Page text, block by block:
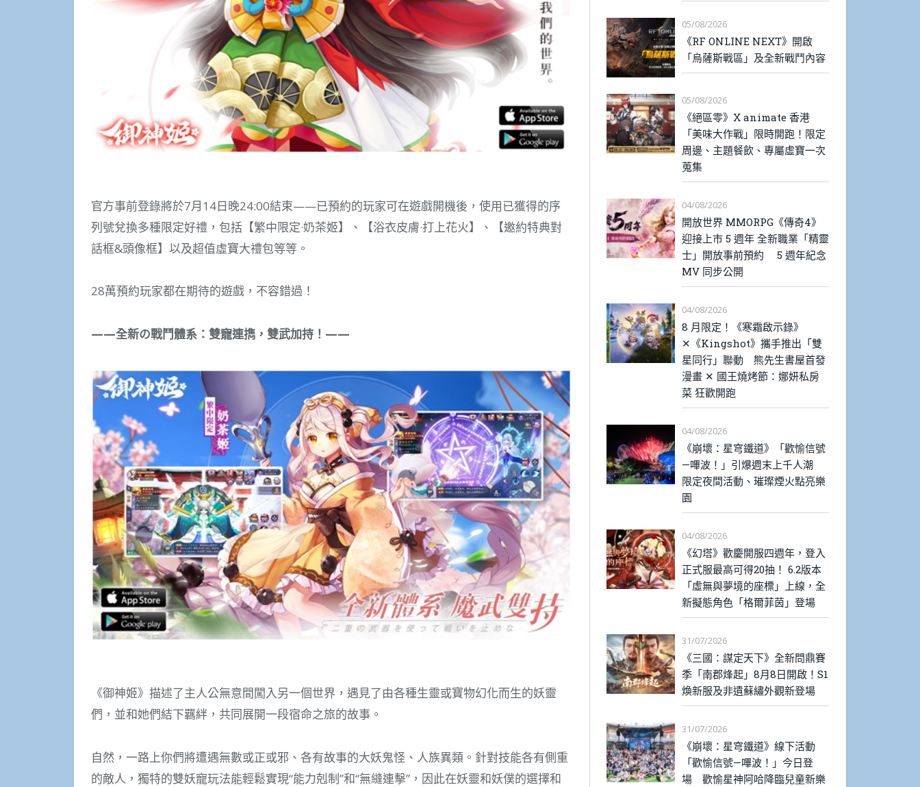
官方事前登錄將於7月14日晚24:00結束——已預約的玩家可在遊戲開機後，使用已獲得的序
列號兌換多種限定好禮，包括【繁中限定·奶茶姬】、【浴衣皮膚·打上花火】、【邀約特典對
話框&頭像框】以及超值虛寶大禮包等等。
28萬預約玩家都在期待的遊戲，不容錯過！
——全新の戰鬥體系：雙寵連擕，雙武加持！——
《御神姬》描述了主人公無意間闖入另一個世界，遇見了由各種生靈或寶物幻化而生的妖靈
們，並和她們結下羈絆，共同展開一段宿命之旅的故事。
自然，一路上你們將遭遇無數或正或邪、各有故事的大妖鬼怪、人族異類。針對技能各有側重
的敵人，獨特的雙妖寵玩法能輕鬆實現“能力剋制”和“無縫連擊”，因此在妖靈和妖僕的選擇和
05/08/2026
《RF ONLINE NEXT》開啟
「烏薩斯戰區」及全新戰鬥內容
05/08/2026
《絕區零》X animate 香港
「美味大作戰」限時開跑！限定
周邊、主題餐飲、專屬虛寶一次
蒐集
04/08/2026
開放世界 MMORPG《傳奇4》
迎接上市 5 週年 全新職業「精靈
士」開放事前預約 5 週年紀念
MV 同步公開
04/08/2026
8 月限定！《寒霜啟示錄》
✕《Kingshot》攜手推出「雙
星同行」聯動 熊先生書屋首發
漫畫 ✕ 國王燒烤節：娜妍私房
菜 狂歡開跑
04/08/2026
《崩壞：星穹鐵道》「歡愉信號
—嗶波！」引爆週末上千人潮
限定夜間活動、璀璨煙火點亮樂
園
04/08/2026
《幻塔》歡慶開服四週年，登入
正式服最高可得20抽！ 6.2版本
「虛無與夢境的座標」上線，全
新擬態角色「格爾菲茵」登場
31/07/2026
《三國：謀定天下》全新問鼎賽
季「南郡烽起」8月8日開啟！S1
煥新服及非遺蘇繡外觀新登場
31/07/2026
《崩壞：星穹鐵道》線下活動
「歡愉信號—嗶波！」今日登
場 歡愉星神阿哈降臨兒童新樂